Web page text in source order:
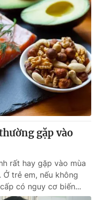
gặp vào
rất hay gặp vào mùa
trẻ em, nếu không
có nguy cơ biến...